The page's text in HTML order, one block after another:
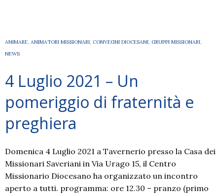
alla
in
Mozambico
ANIMARE, ANIMATORI MISSIONARI, CONVEGNI DIOCESANI, GRUPPI MISSIONARI,
NEWS
4 Luglio 2021 – Un
pomeriggio di fraternità e
preghiera
Domenica 4 Luglio 2021 a Tavernerio presso la Casa dei
Missionari Saveriani in Via Urago 15, il Centro
Missionario Diocesano ha organizzato un incontro
aperto a tutti. programma: ore 12.30 – pranzo (primo